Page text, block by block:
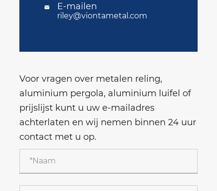
 E-mailen
riley@viontametal.com
Voor vragen over metalen reling,
aluminium pergola, aluminium luifel of
prijslijst kunt u uw e-mailadres
achterlaten en wij nemen binnen 24 uur
contact met u op.